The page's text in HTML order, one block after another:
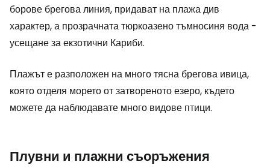
борове брегова линия, придават на плажа див
характер, а прозрачната тюркоазено тъмносиня вода -
усещане за екзотични Кариби.
Плажът е разположен на много тясна брегова ивица,
която отделя морето от затвореното езеро, където
можете да наблюдавате много видове птици.
Плувни и плажни съоръжения